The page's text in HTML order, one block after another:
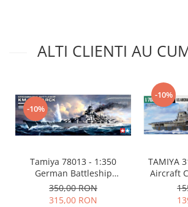
ALTI CLIENTI AU
-10%
Tamiya 78013 - 1:350
German Battleship
Bismarck
350,00 RON
315,00 RON
-10%
TAMIYA
Aircraft
CV-5 -